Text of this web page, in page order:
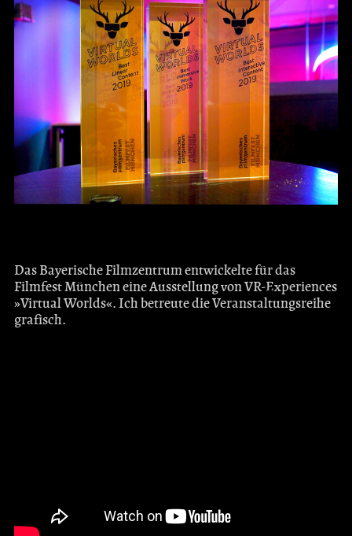
Das Bayerische Filmzentrum entwickelte für das
Filmfest München eine Ausstellung von VR-Experiences
»Virtual Worlds«. Ich betreute die Veranstal­tungs­reihe
grafisch.